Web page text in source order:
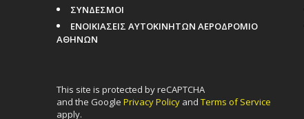
ΣΥΝΔΕΣΜΟΙ
ΕΝΟΙΚΙΑΣΕΙΣ ΑΥΤΟΚΙΝΗΤΩΝ ΑΕΡΟΔΡΟΜΙΟ
ΑΘΗΝΩΝ
This site is protected by reCAPTCHA
and the Google Privacy Policy and Terms of Service
apply.